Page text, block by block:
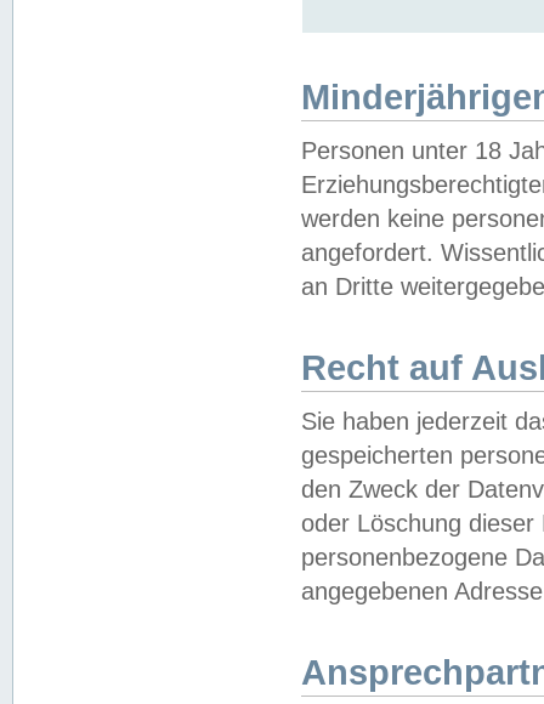
Personen unter 18
werden keine
angefordert.
an Dritte
Recht auf
Sie haben jederzeit
gespeicherten
den Zweck der
oder Löschung
personenbezogene
angegebenen